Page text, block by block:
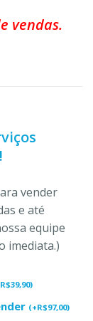
vendas.
vender
e até
equipe
imediata.)
R$39,90)
(+R$97,00)